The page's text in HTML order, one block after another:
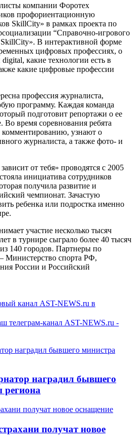
компании Форотех
профориентационную
SkillCity» в рамках проекта по
“Справочно-игрового
В интерактивной форме
цифровых профессиях, о
какие технологии есть в
какие цифровые профессии
профессия журналиста,
программу. Каждая команда
подготовит репортажи о ее
время соревнования ребята
комментированию, узнают о
журналиста, а также фото- и
от тебя» проводятся с 2005
инициатива сотрудников
получила развитие и
чемпионат. Зачастую
ребенка или подростка именно
участие несколько тысяч
в турнире сыграло более 40 тысяч
140 городов. Партнеры по
Министерство спорта РФ,
России и Российский
канал AST-NEWS.ru в
телеграм-канал AST-NEWS.ru -
наградил бывшего
региона
получат новое